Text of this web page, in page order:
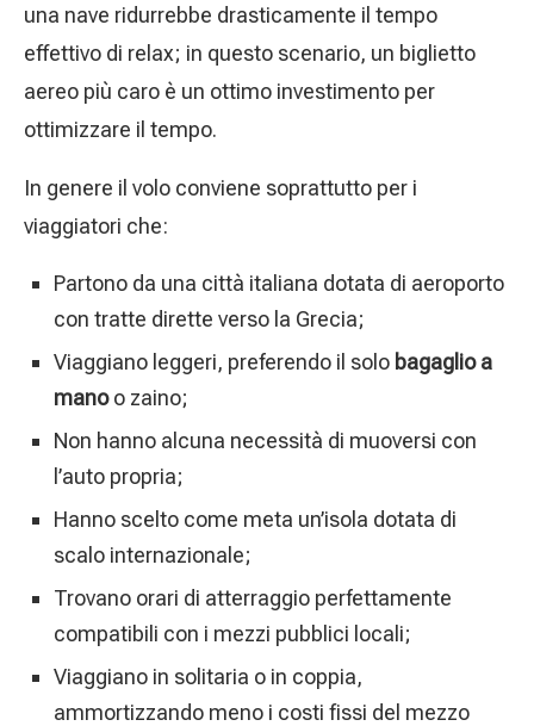
una nave ridurrebbe drasticamente il tempo
effettivo di relax; in questo scenario, un biglietto
aereo più caro è un ottimo investimento per
ottimizzare il tempo.
In genere il volo conviene soprattutto per i
viaggiatori che:
Partono da una città italiana dotata di aeroporto
con tratte dirette verso la Grecia;
Viaggiano leggeri, preferendo il solo bagaglio a
manoo zaino;
Non hanno alcuna necessità di muoversi con
l’auto propria;
Hanno scelto come meta un’isola dotata di
scalo internazionale;
Trovano orari di atterraggio perfettamente
compatibili con i mezzi pubblici locali;
Viaggiano in solitaria o in coppia,
ammortizzando meno i costi fissi del mezzo